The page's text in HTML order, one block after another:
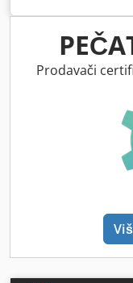
Pretvarač i sušilica
m3/min Godina
Crodpjzp Urwsfx
Prodavači